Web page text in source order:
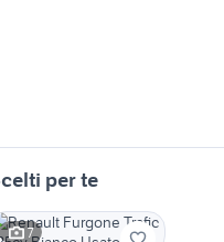
per te
7